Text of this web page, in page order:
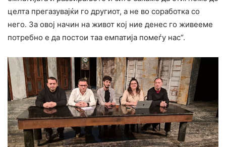
целта прегазувајќи го другиот, а не во соработка со
него. За овој начин на живот кој ние денес го живееме
потребно е да постои таа емпатија помеѓу нас“.